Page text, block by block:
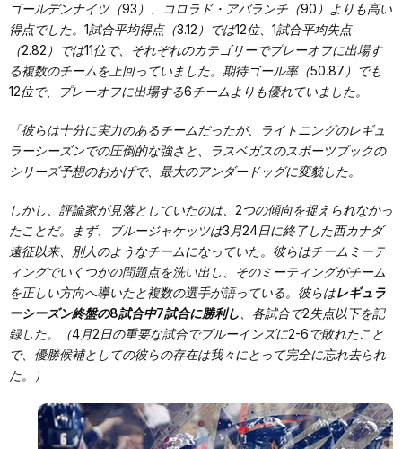
ゴールデンナイツ（93）、コロラド・アバランチ（90）よりも高い
得点でした。1試合平均得点（3.12）では12位、1試合平均失点
（2.82）では11位で、それぞれのカテゴリーでプレーオフに出場す
る複数のチームを上回っていました。期待ゴール率（50.87）でも
12位で、プレーオフに出場する6チームよりも優れていました。
「彼らは十分に実力のあるチームだったが、ライトニングのレギュ
ラーシーズンでの圧倒的な強さと、ラスベガスのスポーツブックの
シリーズ予想のおかげで、最大のアンダードッグに変貌した。
しかし、評論家が見落としていたのは、2つの傾向を捉えられなかっ
たことだ。まず、ブルージャケッツは3月24日に終了した西カナダ
遠征以来、別人のようなチームになっていた。彼らはチームミーテ
ィングでいくつかの問題点を洗い出し、そのミーティングがチーム
を正しい方向へ導いたと複数の選手が語っている。彼らはレギュラ
ーシーズン終盤の8試合中7試合に勝利し 、各試合で2失点以下を記
録した。（4月2日の重要な試合でブルーインズに2-6で敗れたこと
で、優勝候補としての彼らの存在は我々にとって完全に忘れ去られ
た。）